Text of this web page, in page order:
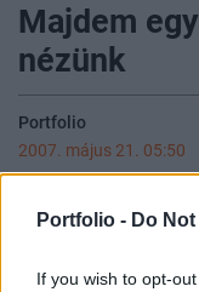
Portfolio - Do
If you wish to opt-
Majdem
nézünk
Portfolio
2007. május 21. 05:50
A mai magyar
csak a várható